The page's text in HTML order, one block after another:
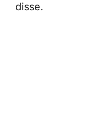
disse.